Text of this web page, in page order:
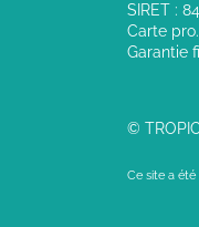
SIRET :
Carte
Garantie
©
Ce site a été